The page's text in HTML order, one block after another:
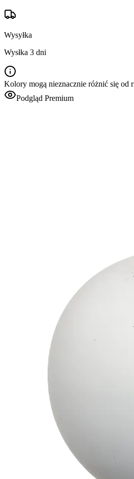
Wysyłka
Wysłka 3 dni
Kolory mogą nieznacznie różnić się od
Podgląd Premium